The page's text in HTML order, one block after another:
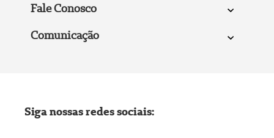
Fale Conosco
Comunicação
Siga nossas redes sociais: